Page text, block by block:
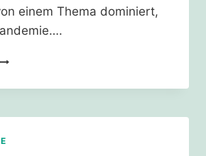
einem Thema dominiert,
ZWISCHEN